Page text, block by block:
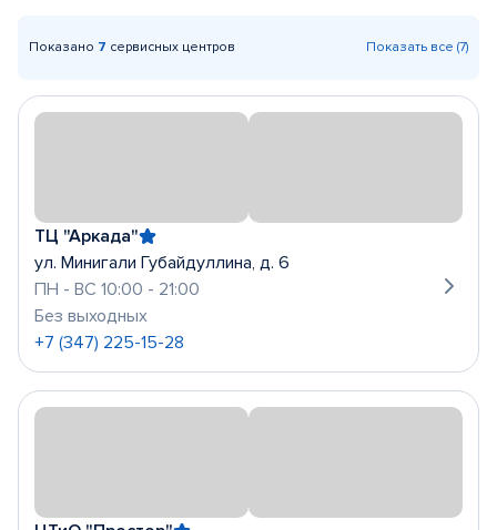
Показано 7 сервисных центров Показать все (7)
ТЦ "Аркада"
ул. Минигали Губайдуллина, д. 6
ПН - ВС 10:00 - 21:00
Без выходных
+7 (347) 225-15-28